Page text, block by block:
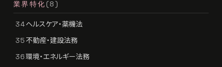
業界特化 (8)
34ヘルスケア・薬機法
35不動産・建設法務
36環境・エネルギー法務